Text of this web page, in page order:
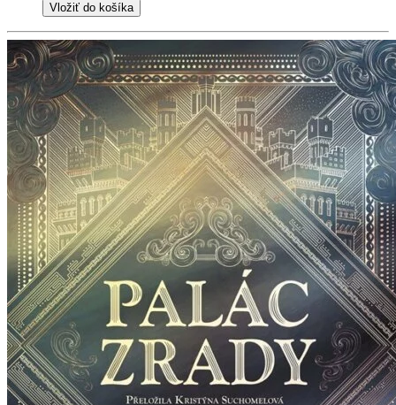
Vložiť do košíka